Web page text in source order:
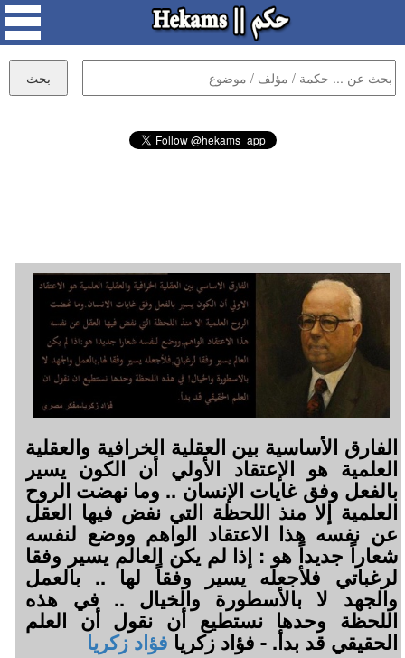
الفارق الأساسية بين العقلية الخرافية والعقلية
العلمية هو الإعتقاد الأولي أن الكون يسير
بالفعل وفق غايات الإنسان .. وما نهضت الروح
العلمية إلا منذ اللحظة التي نفض فيها العقل
عن نفسه هذا الاعتقاد الواهم ووضع لنفسه
شعاراً جديداً هو : إذا لم يكن العالم يسير وفقا
لرغباتي فلأجعله يسير وفقاً لها .. بالعمل
والجهد لا بالأسطورة والخيال .. في هذه
اللحظة وحدها نستطيع أن نقول أن العلم
الحقيقي قد بدأ. - فؤاد زكريافؤاد زكريا